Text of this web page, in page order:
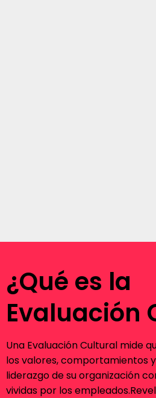
¿Qué es la
Evaluación
Una Evaluación Cultural mide
los valores, comportamientos
liderazgo de su organización
vividas por los